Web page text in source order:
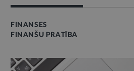
FINANSES
FINANŠU PRATĪBA